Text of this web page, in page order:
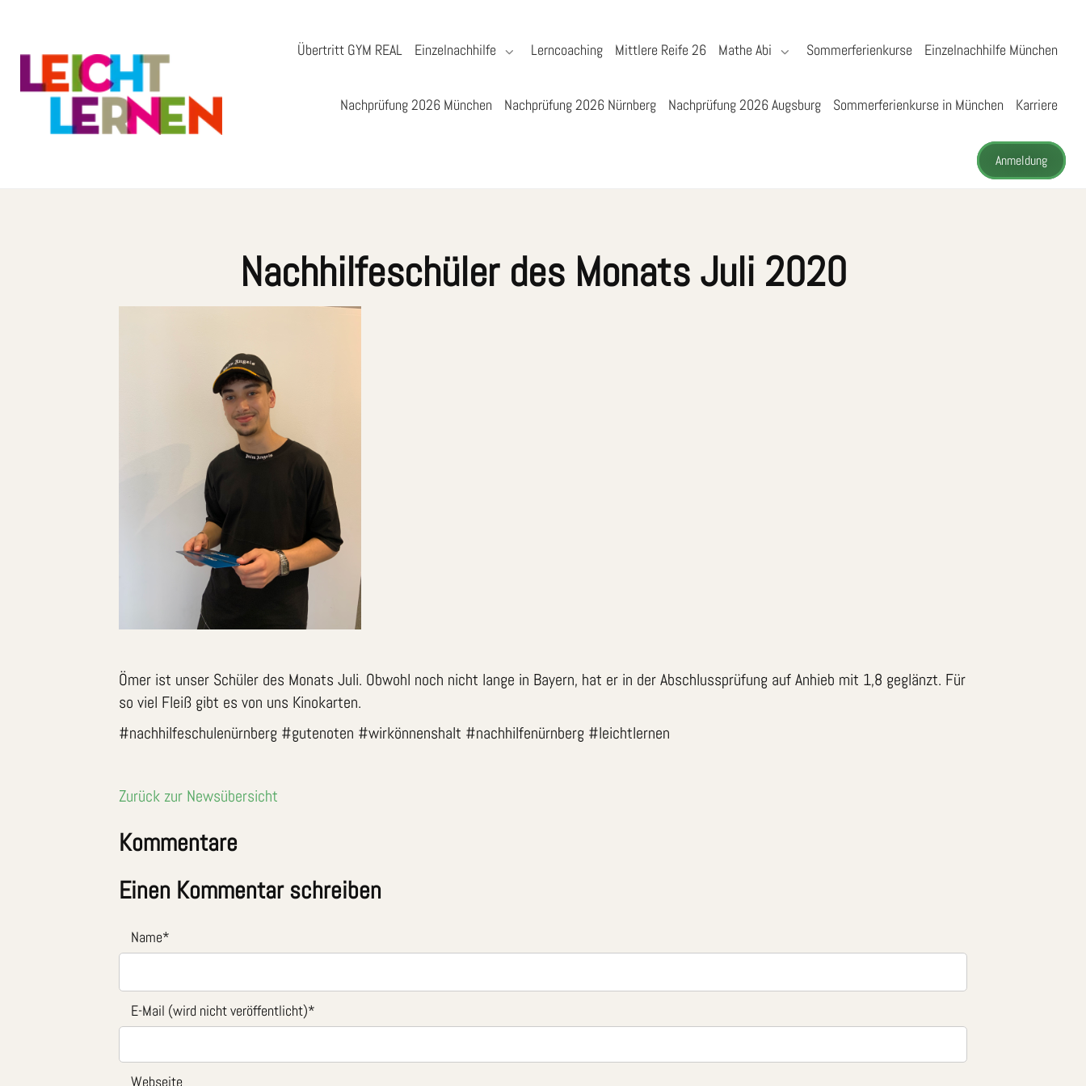
Übertritt GYM REAL Einzelnachhilfe Lerncoaching Mittlere Reife 26 Mathe Abi Sommerferienkurse Einzelnachhilfe München
Nachprüfung 2026 München Nachprüfung 2026 Nürnberg Nachprüfung 2026 Augsburg Sommerferienkurse in München Karriere
Anmeldung
Nachhilfeschüler des Monats Juli 2020
Ömer ist unser Schüler des Monats Juli. Obwohl noch nicht lange in Bayern, hat er in der Abschlussprüfung auf Anhieb mit 1,8 geglänzt. Für
so viel Fleiß gibt es von uns Kinokarten.
#nachhilfeschulenürnberg #gutenoten #wirkönnenshalt #nachhilfenürnberg #leichtlernen
Zurück zur Newsübersicht
Kommentare
Einen Kommentar schreiben
Name*
E-Mail (wird nicht veröffentlicht)*
Webseite